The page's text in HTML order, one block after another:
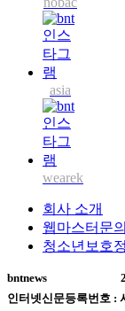
asia
wearek
회사 소개
웹마스터문의
청소년보호
bntnews
인터넷신문등록번호 :